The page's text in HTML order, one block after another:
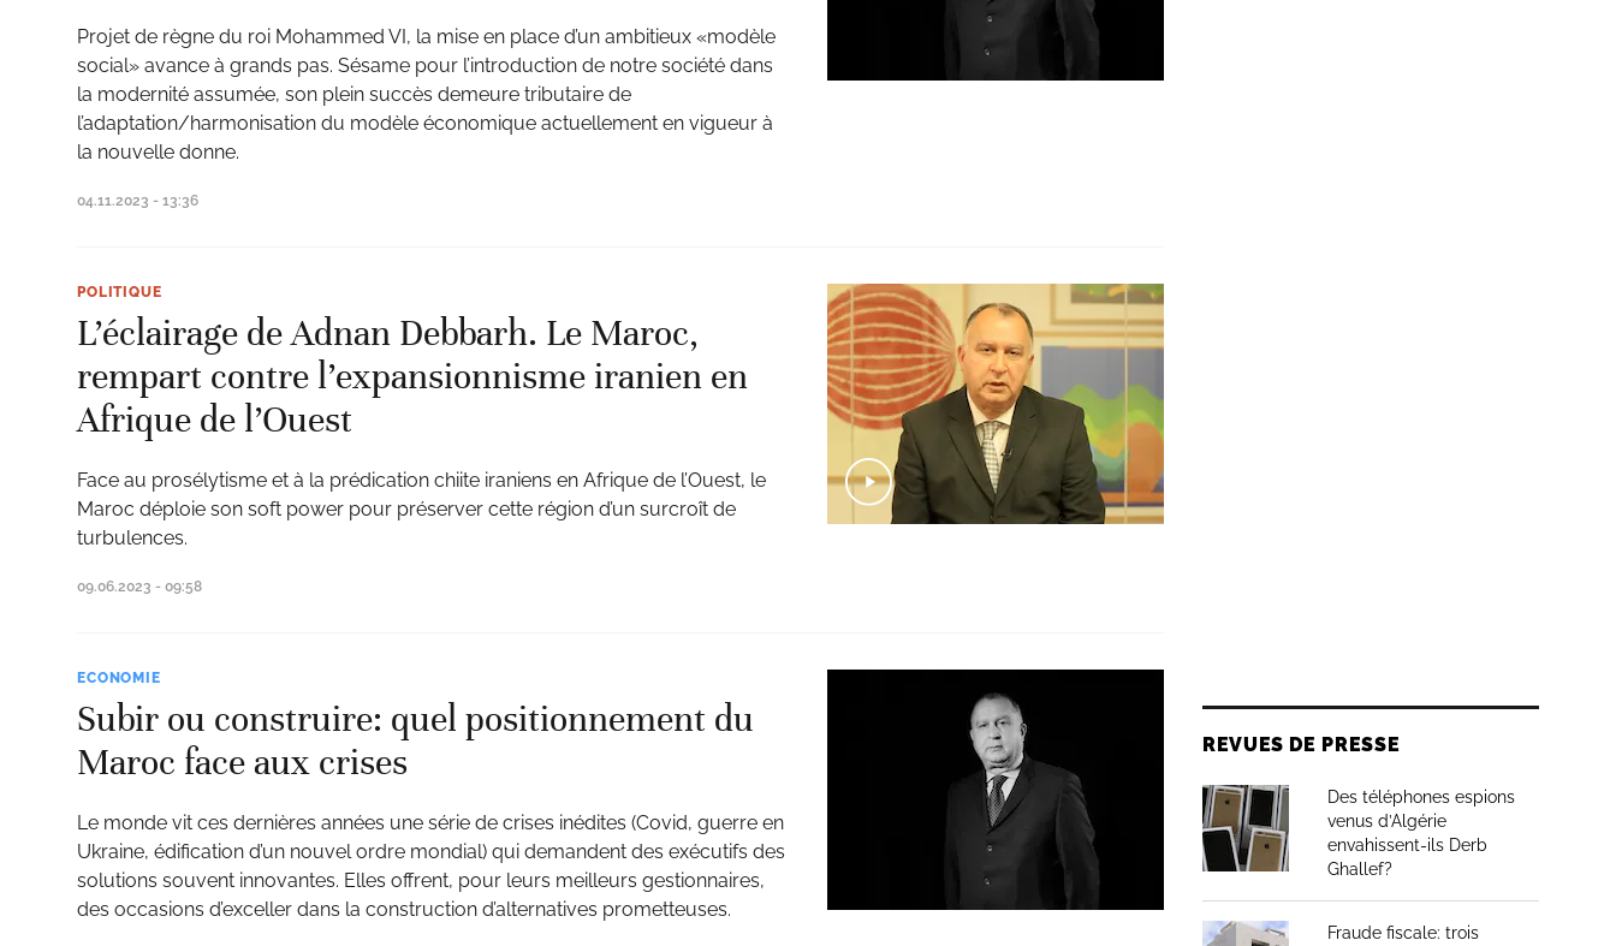
Projet de règne du roi Mohammed VI, la mise en place d’un ambitieux «modèle
social» avance à grands pas. Sésame pour l’introduction de notre société dans
la modernité assumée, son plein succès demeure tributaire de
l’adaptation/harmonisation du modèle économique actuellement en vigueur à
la nouvelle donne.
04.11.2023 - 13:36
POLITIQUE
L’éclairage de Adnan Debbarh. Le Maroc,
rempart contre l’expansionnisme iranien en
Afrique de l’Ouest
Face au prosélytisme et à la prédication chiite iraniens en Afrique de l’Ouest, le
Maroc déploie son soft power pour préserver cette région d’un surcroît de
turbulences.
09.06.2023 - 09:58
ECONOMIE
Subir ou construire: quel positionnement du
Maroc face aux crises
Le monde vit ces dernières années une série de crises inédites (Covid, guerre en
Ukraine, édification d’un nouvel ordre mondial) qui demandent des exécutifs des
solutions souvent innovantes. Elles offrent, pour leurs meilleurs gestionnaires,
des occasions d’exceller dans la construction d’alternatives prometteuses.
REVUES DE PRESSE
Des téléphones espions
venus d’Algérie
envahissent-ils Derb
Ghallef?
Fraude fiscale: trois